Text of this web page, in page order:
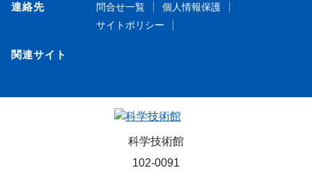
連絡先 問合せ一覧
個人情報保護
サイトポリシー
関連サイト
科学技術館
102-0091